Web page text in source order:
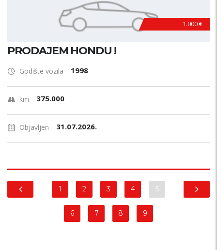
1.000 €
PRODAJEM HONDU !
Godište vozila 1998
km 375.000
Objavljen 31.07.2026.
1 2 3 4 5
6 7 8 9